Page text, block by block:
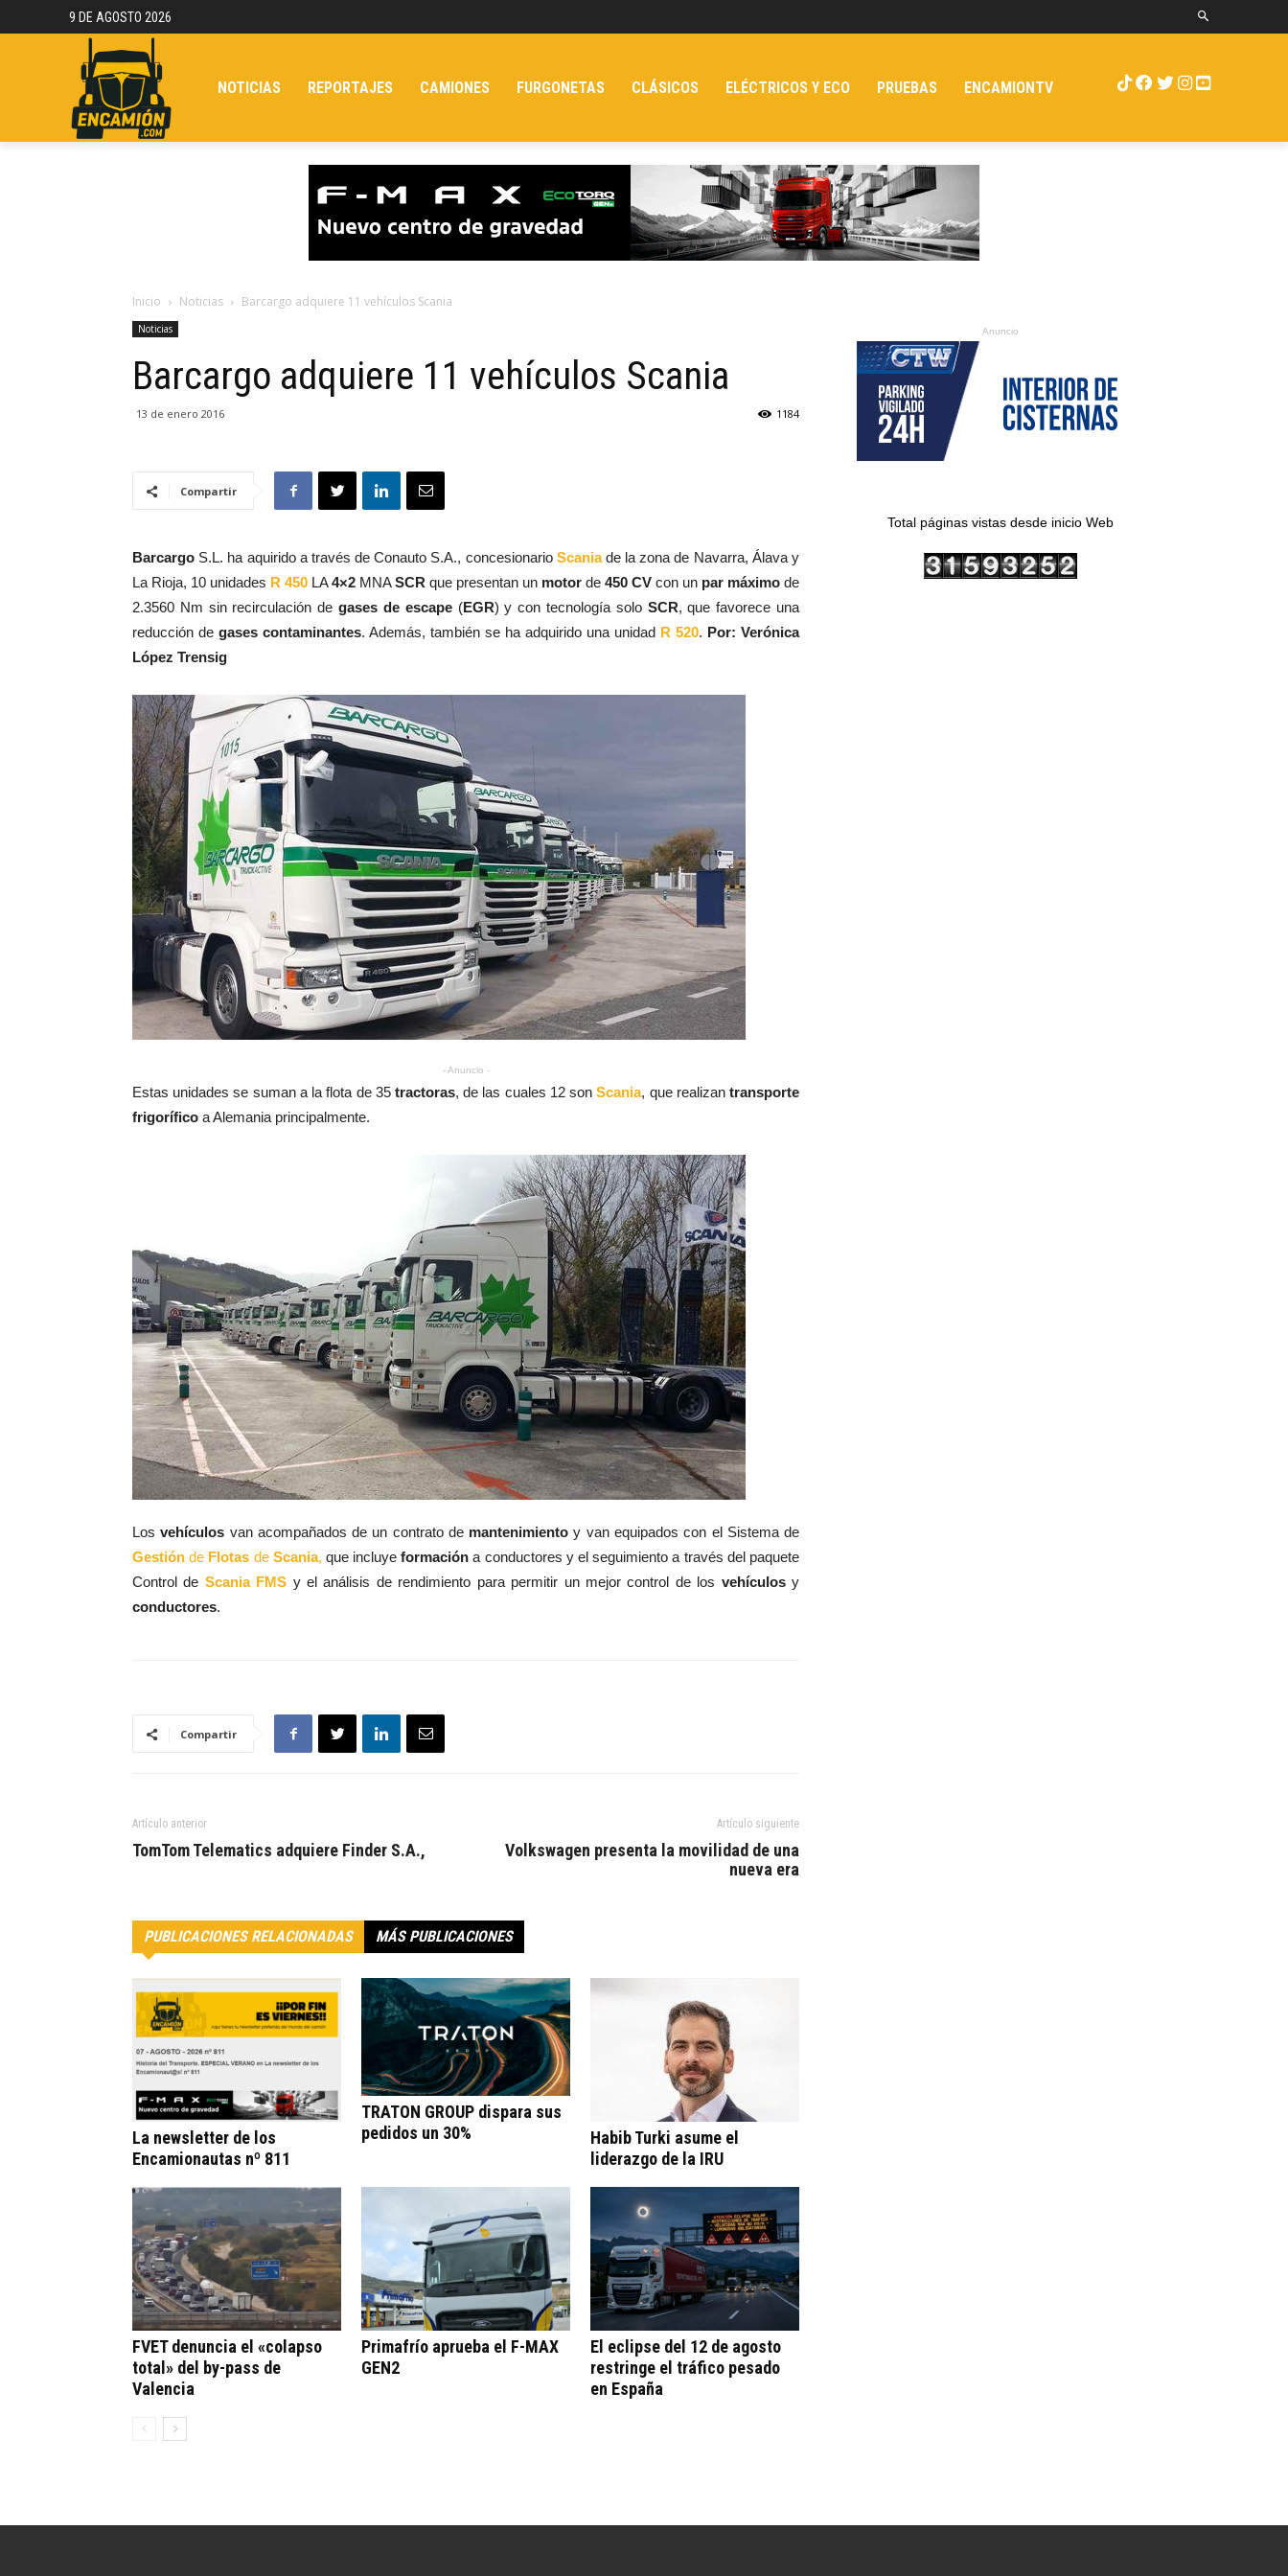
9 DE AGOSTO 2026
NOTICIAS REPORTAJES CAMIONES FURGONETAS CLÁSICOS ELÉCTRICOS Y ECO PRUEBAS ENCAMIONTV
Inicio Noticias Barcargo adquiere 11 vehículos Scania
Noticias
Barcargo adquiere 11 vehículos Scania
13 de enero 2016 1184
Compartir
Barcargo S.L. ha aquirido a través de Conauto S.A., concesionario Scaniade la zona de Navarra, Álava y
La Rioja, 10 unidades R 450 LA4×2 MNASCR que presentan un motor de 450 CV con un par máximo de
2.3560 Nm sin recirculación degases de escape(EGR) y con tecnología solo SCR, que favorece una
reducción de gases contaminantes. Además, también se ha adquirido una unidad R 520. Por: Verónica
López Trensig
- Anuncio -
Estas unidades se suman a la flota de 35 tractoras, de las cuales 12 sonScania, que realizantransporte
frigorífico a Alemania principalmente.
Losvehículos van acompañados de un contrato de mantenimientoy van equipados con el Sistema de
Gestiónde Flotas de Scania, que incluyeformacióna conductores y el seguimiento a través del paquete
Control de Scania FMS y el análisis de rendimiento para permitir un mejor control de los vehículosy
conductores.
Compartir
Artículo anterior
TomTom Telematics adquiere Finder S.A.,
Artículo siguiente
Volkswagen presenta la movilidad de una
nueva era
PUBLICACIONES RELACIONADAS MÁS PUBLICACIONES
La newsletter de los
Encamionautas nº 811
TRATON GROUP dispara sus
pedidos un 30%
Habib Turki asume el
liderazgo de la IRU
FVET denuncia el «colapso
total» del by-pass de
Valencia
Primafrío aprueba el F-MAX
GEN2
El eclipse del 12 de agosto
restringe el tráfico pesado
en España
Anuncio
Total páginas vistas desde inicio Web